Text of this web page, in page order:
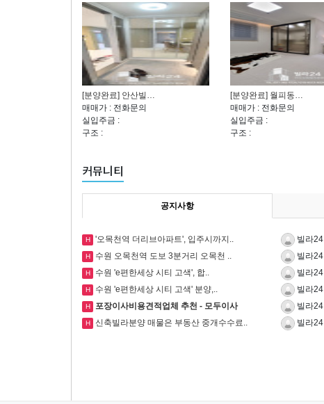
[분양완료] 안산빌…
매매가 : 전화문의
실입주금 :
구조 :
[분양완료] 월피동…
매매가 : 전화문의
실입주금 :
구조 :
커뮤니티
공지사항
H '오목천역 더리브아파트', 입주시까지.. 빌라24
H 수원 오목천역 도보 3분거리 오목천 .. 빌라24
H ​수원 'e편한세상 시티 고색', 합.. 빌라24
H 수원 'e편한세상 시티 고색' 분양,.. 빌라24
H 포장이사비용견적업체 추천 - 모두이사 빌라24
H 신축빌라분양 매물은 부동산 중개수수료.. 빌라24